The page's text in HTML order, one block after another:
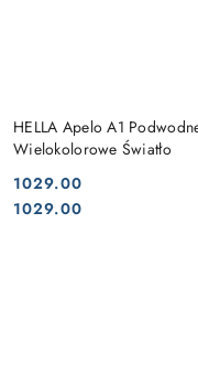
HELLA Apelo A1
Wielokolorowe Światło
Cena:
1029.00
Cena:
1029.00